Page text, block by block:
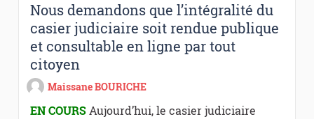
Nous demandons que l’intégralité du
casier judiciaire soit rendue publique
et consultable en ligne par tout
citoyen
Maissane BOURICHE
EN COURSAujourd’hui, le casier judiciaire